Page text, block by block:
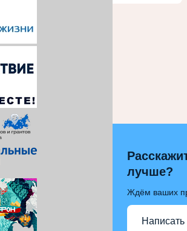
лучше?
Ждём ваших
Написать